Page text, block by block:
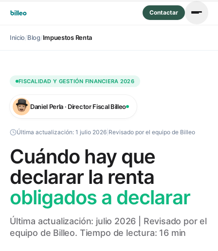
Contactar
Inicio/Blog/Impuestos Renta
FISCALIDAD Y GESTIÓN FINANCIERA 2026
Daniel Perla · Director Fiscal Billeo
Última actualización: 1 julio 2026 Revisado por el equipo de Billeo
Cuándo hay que
declarar la renta
obligados a declarar
Última actualización: julio 2026 | Revisado por el
equipo de Billeo. Tiempo de lectura: 16 min